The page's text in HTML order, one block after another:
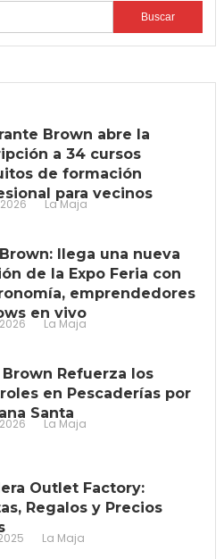
Buscar:
Brown abre la
a 34 cursos
de formación
para vecinos
La Maja
llega una nueva
de la Expo Feria con
emprendedores
en vivo
La Maja
Refuerza los
en Pescaderías por
Santa
La Maja
Outlet Factory:
Regalos y Precios
La Maja